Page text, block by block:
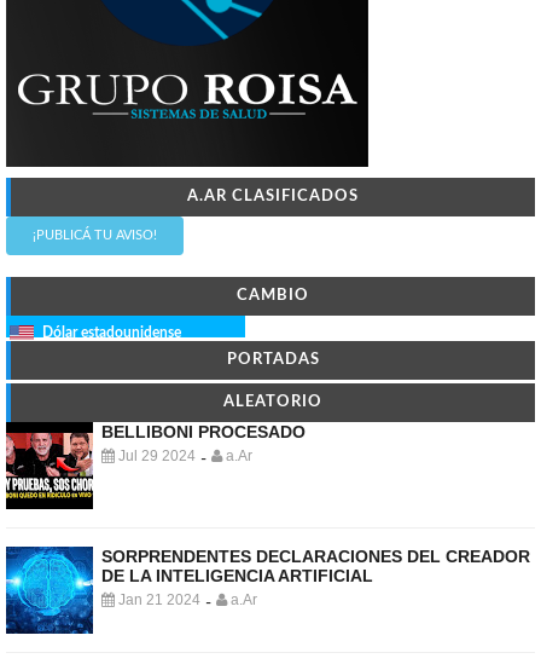
A.AR CLASIFICADOS
¡PUBLICÁ TU AVISO!
CAMBIO
Dólar estadounidense
PORTADAS
ALEATORIO
BELLIBONI PROCESADO
Jul 29 2024 - a.Ar
SORPRENDENTES DECLARACIONES DEL CREADOR
DE LA INTELIGENCIA ARTIFICIAL
Jan 21 2024 - a.Ar